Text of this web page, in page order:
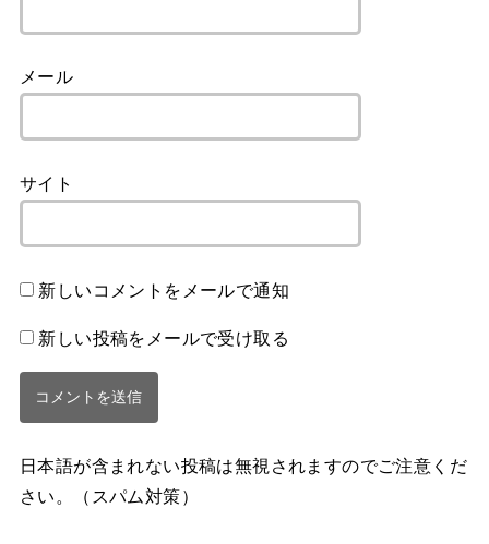
メール
サイト
新しいコメントをメールで通知
新しい投稿をメールで受け取る
日本語が含まれない投稿は無視されますのでご注意くだ
さい。（スパム対策）